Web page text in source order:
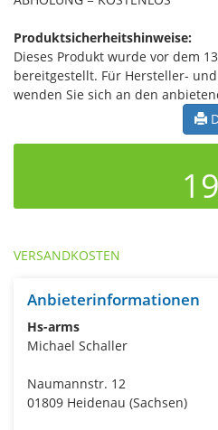
Produktsicherheitshinweise:
Dieses Produkt wurde vor dem
bereitgestellt. Für Hersteller-
wenden Sie sich an den
VERSANDKOSTEN
Anbieterinformationen
Hs-arms
Michael Schaller
Naumannstr. 12
01809 Heidenau (Sachsen)